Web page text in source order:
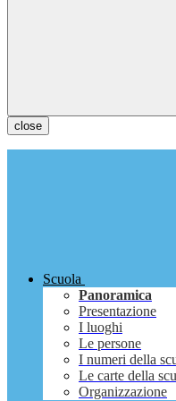
close
Scuola
Panoramica
Presentazione
I luoghi
Le persone
I numeri della
Le carte della
Organizzazione